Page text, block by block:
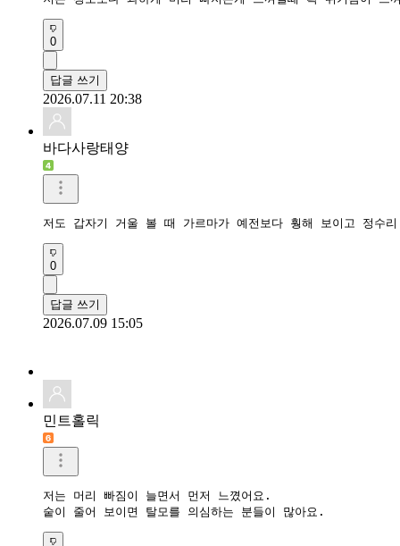
0
답글 쓰기
2026.07.11 20:38
바다사랑태양
저도 갑자기 거울 볼 때 가르마가 예전보다 훵해 보이고 정수
0
답글 쓰기
2026.07.09 15:05
민트홀릭
저는 머리 빠짐이 늘면서 먼저 느꼈어요.
숱이 줄어 보이면 탈모를 의심하는 분들이 많아요.